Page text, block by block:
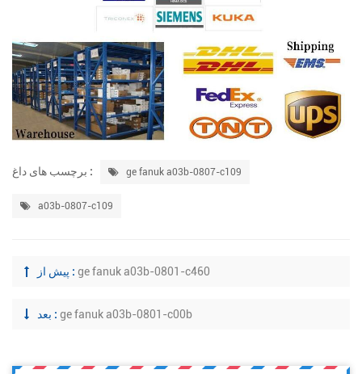
برچسب های داغ : ge fanuk a03b-0807-c109
a03b-0807-c109
پیش از : ge fanuk a03b-0801-c460
بعد : ge fanuk a03b-0801-c00b